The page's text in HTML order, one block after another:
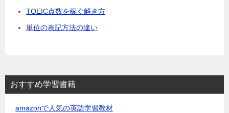
TOEIC点数を稼ぐ解き方
単位の表記方法の違い
おすすめ学習書籍
amazonで人気の英語学習教材